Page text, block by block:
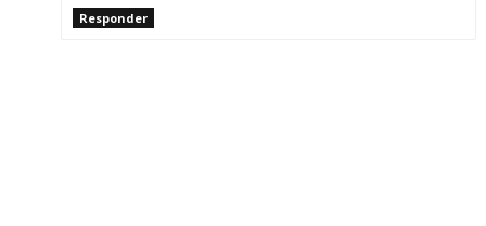
Responder